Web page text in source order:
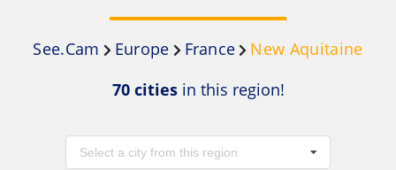
See.Cam Europe France
New Aquitaine
70 citiesin this region!
Select a city from this region